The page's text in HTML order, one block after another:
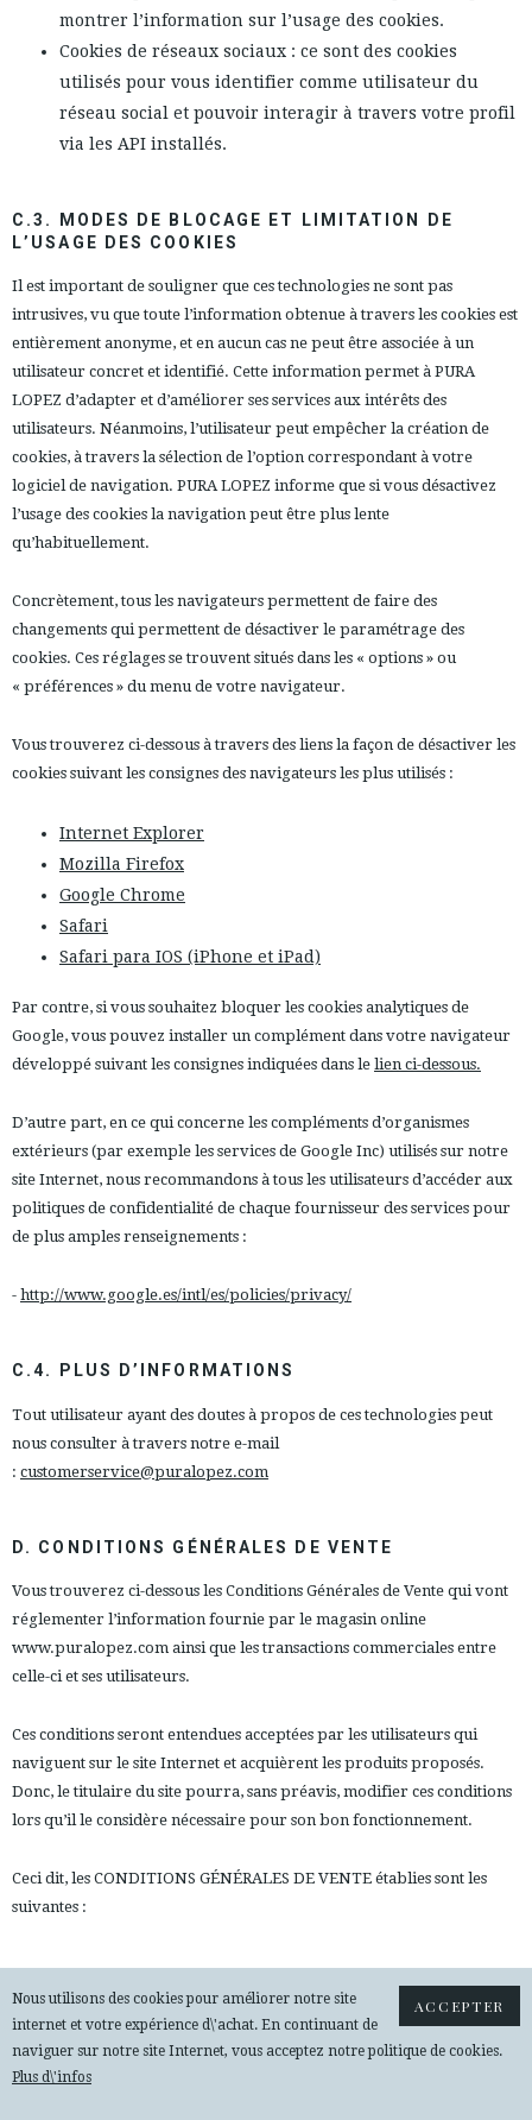
montrer l’information sur l’usage des cookies.
Cookies de réseaux sociaux : ce sont des cookies
utilisés pour vous identifier comme utilisateur du
réseau social et pouvoir interagir à travers votre profil
via les API installés.
C.3. MODES DE BLOCAGE ET LIMITATION DE
L’USAGE DES COOKIES
Il est important de souligner que ces technologies ne sont pas
intrusives, vu que toute l’information obtenue à travers les cookies est
entièrement anonyme, et en aucun cas ne peut être associée à un
utilisateur concret et identifié. Cette information permet à PURA
LOPEZ d’adapter et d’améliorer ses services aux intérêts des
utilisateurs. Néanmoins, l’utilisateur peut empêcher la création de
cookies, à travers la sélection de l’option correspondant à votre
logiciel de navigation. PURA LOPEZ informe que si vous désactivez
l’usage des cookies la navigation peut être plus lente
qu’habituellement.
Concrètement, tous les navigateurs permettent de faire des
changements qui permettent de désactiver le paramétrage des
cookies. Ces réglages se trouvent situés dans les « options » ou
« préférences » du menu de votre navigateur.
Vous trouverez ci-dessous à travers des liens la façon de désactiver les
cookies suivant les consignes des navigateurs les plus utilisés :
Internet Explorer
Mozilla Firefox
Google Chrome
Safari
Safari para IOS (iPhone et iPad)
Par contre, si vous souhaitez bloquer les cookies analytiques de
Google, vous pouvez installer un complément dans votre navigateur
développé suivant les consignes indiquées dans le lien ci-dessous.
D’autre part, en ce qui concerne les compléments d’organismes
extérieurs (par exemple les services de Google Inc) utilisés sur notre
site Internet, nous recommandons à tous les utilisateurs d’accéder aux
politiques de confidentialité de chaque fournisseur des services pour
de plus amples renseignements :
- http://www.google.es/intl/es/policies/privacy/
C.4. PLUS D’INFORMATIONS
Tout utilisateur ayant des doutes à propos de ces technologies peut
nous consulter à travers notre e-mail
: customerservice@puralopez.com
D. CONDITIONS GÉNÉRALES DE VENTE
Vous trouverez ci-dessous les Conditions Générales de Vente qui vont
réglementer l’information fournie par le magasin online
www.puralopez.com ainsi que les transactions commerciales entre
celle-ci et ses utilisateurs.
Ces conditions seront entendues acceptées par les utilisateurs qui
naviguent sur le site Internet et acquièrent les produits proposés.
Donc, le titulaire du site pourra, sans préavis, modifier ces conditions
lors qu’il le considère nécessaire pour son bon fonctionnement.
Ceci dit, les CONDITIONS GÉNÉRALES DE VENTE établies sont les
suivantes :
Il n’est pas nécessaire de s’inscrire pour passer une commande.
Néanmoins, pour accéder à certains de nos services, l’utilisateur
devra s’inscrire en complétant le formulaire d’inscription où des
ACCEPTER
Nous utilisons des cookies pour améliorer notre site
internet et votre expérience d\'achat. En continuant de
naviguer sur notre site Internet, vous acceptez notre politique de cookies.
Plus d\'infos